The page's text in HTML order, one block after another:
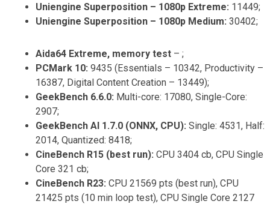
Uniengine Superposition – 1080p Extreme: 11449;
Uniengine Superposition – 1080p Medium: 30402;
Aida64 Extreme, memory test– ;
PCMark 10: 9435 (Essentials – 10342, Productivity –
16387, Digital Content Creation – 13449);
GeekBench 6.6.0: Multi-core: 17080, Single-Core:
2907;
GeekBench AI 1.7.0 (ONNX, CPU): Single: 4531, Half:
2014, Quantized: 8418;
CineBench R15 (best run): CPU 3404 cb, CPU Single
Core 321 cb;
CineBench R23: CPU 21569 pts (best run), CPU
21425 pts (10 min loop test), CPU Single Core 2127